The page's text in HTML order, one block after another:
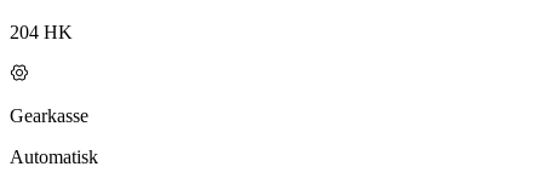
204 HK
Gearkasse
Automatisk